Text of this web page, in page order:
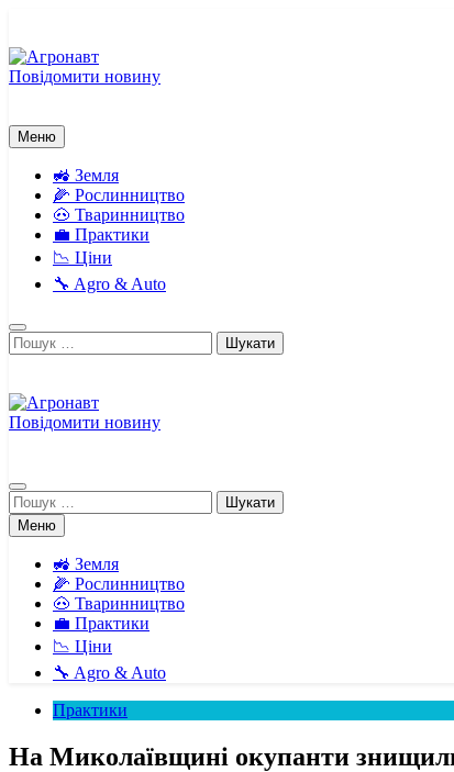
вмісту
Повідомити новину
Меню
🚜 Земля
🌽 Рослинництво
🐽 Тваринництво
💼 Практики
📉 Ціни
🔧 Agro & Auto
Пошук:
Повідомити новину
Пошук:
Меню
🚜 Земля
🌽 Рослинництво
🐽 Тваринництво
💼 Практики
📉 Ціни
🔧 Agro & Auto
Практики
На Миколаївщині окупанти